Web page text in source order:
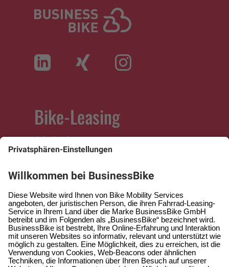
Bike-Leasing
Arbeitnehmer
Arbeitgeber
Fachhändler
Service
Hilfe & Kontakt
Hilfe-Center